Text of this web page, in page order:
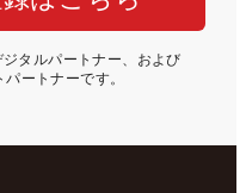
タルパートナー、および
ートナーです。